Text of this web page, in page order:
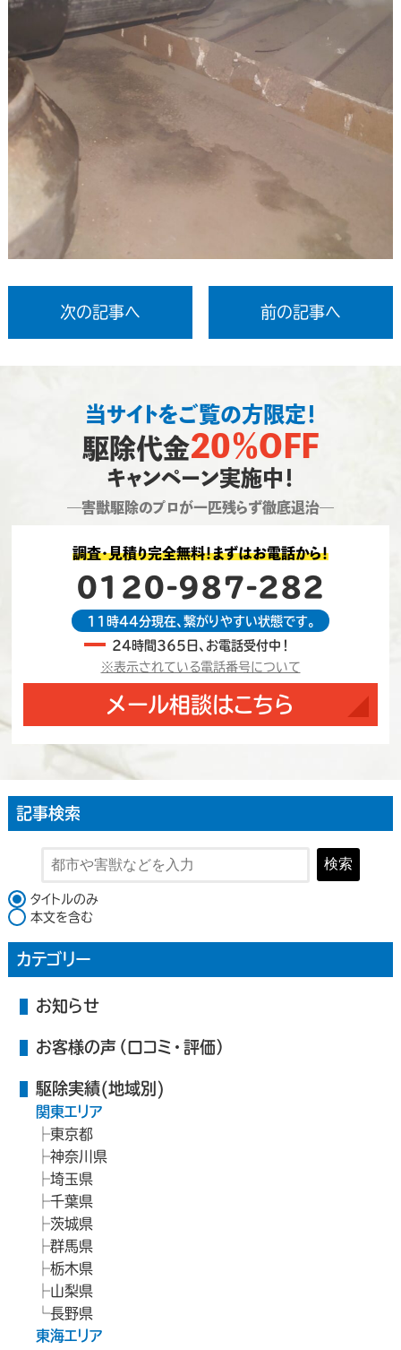
次の記事へ 前の記事へ
当サイトをご覧の方限定！
駆除代金20％OFF
キャンペーン実施中！
―害獣駆除のプロが一匹残らず徹底退治―
調査・見積り完全無料！まずはお電話から！
0120-987-282
11時44分現在、繋がりやすい状態です。
24時間365日、お電話受付中！
※表示されている電話番号について
メール相談はこちら
記事検索
検索
検索対象
タイトルのみ
本文を含む
カテゴリー
お知らせ
お客様の声（口コミ・評価）
駆除実績(地域別)
関東エリア
東京都
神奈川県
埼玉県
千葉県
茨城県
群馬県
栃木県
山梨県
長野県
東海エリア